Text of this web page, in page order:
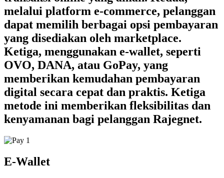
melalui platform e-commerce, pelanggan
dapat memilih berbagai opsi pembayaran
yang disediakan oleh marketplace.
Ketiga, menggunakan e-wallet, seperti
OVO, DANA, atau GoPay, yang
memberikan kemudahan pembayaran
digital secara cepat dan praktis. Ketiga
metode ini memberikan fleksibilitas dan
kenyamanan bagi pelanggan Rajegnet.
E-Wallet